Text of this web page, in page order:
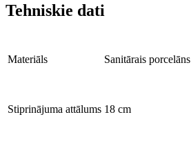
Tehniskie dati
Materiāls Sanitārais porcelāns
Stiprinājuma attālums 18 cm